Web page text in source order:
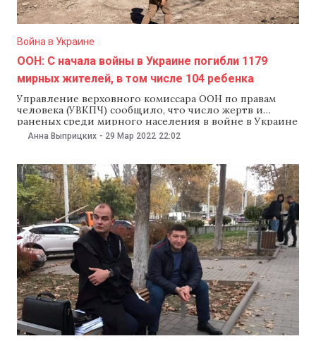
Война в Украине
ООН: С начала войны в Украине погибли 1179
мирных жителей, в том числе 104 ребенка
Управление верховного комиссара ООН по правам
человека (УВКПЧ) сообщило, что число жертв и
раненых среди мирного населения в войне в Украине
достигло 3039 человек. Такие данные опубликовали
29 марта, на сайте ведомства. Как уточнили в УВКПЧ,
девочек и 34 мальчика,
Анна Выприцких - 29 Мар 2022 22:02